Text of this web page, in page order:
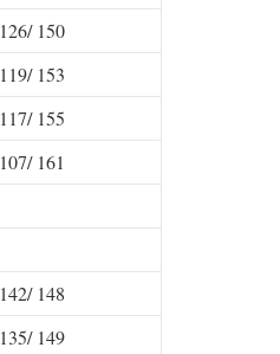
126/ 150
119/ 153
117/ 155
107/ 161
142/ 148
135/ 149